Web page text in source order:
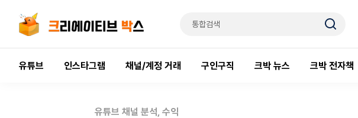
유튜브 인스타그램 채널/계정 거래 구인구직 크박 뉴스 크박 전자책
유튜브 채널 분석, 수익